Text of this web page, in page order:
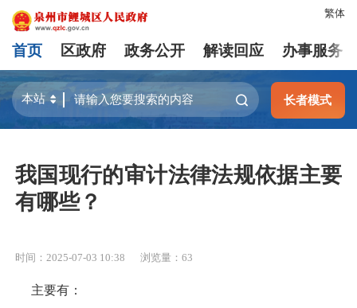
繁体
首页 区政府 政务公开 解读回应 办事服务
长者模式
我国现行的审计法律法规依据主要
有哪些？
时间：2025-07-03 10:38 浏览量： 63
主要有：